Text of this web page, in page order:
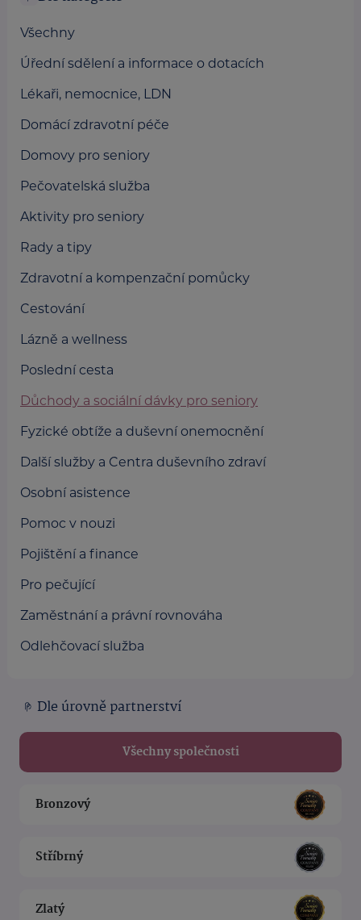
Všechny
Úřední sdělení a informace o dotacích
Lékaři, nemocnice, LDN
Domácí zdravotní péče
Domovy pro seniory
Pečovatelská služba
Aktivity pro seniory
Rady a tipy
Zdravotní a kompenzační pomůcky
Cestování
Lázně a wellness
Poslední cesta
Důchody a sociální dávky pro seniory
Fyzické obtíže a duševní onemocnění
Další služby a Centra duševního zdraví
Osobní asistence
Pomoc v nouzi
Pojištění a finance
Pro pečující
Zaměstnání a právní rovnováha
Odlehčovací služba
Dle úrovně partnerství
Všechny společnosti
Bronzový
Stříbrný
Zlatý